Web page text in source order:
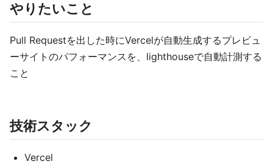
やりたいこと
Pull Requestを出した時にVercelが自動生成するプレビュ
ーサイトのパフォーマンスを、lighthouseで自動計測する
こと
技術スタック
Vercel